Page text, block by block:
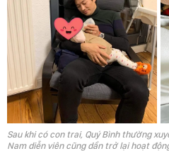
Sau khi có con trai, Quý Bình thường
Nam diễn viên cũng dần trở lại hoạt